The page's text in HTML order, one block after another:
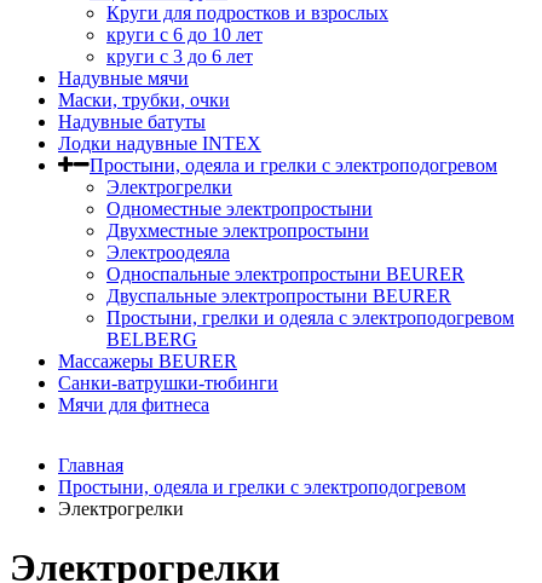
Круги для подростков и взрослых
круги с 6 до 10 лет
круги c 3 до 6 лет
Надувные мячи
Маски, трубки, очки
Надувные батуты
Лодки надувные INTEX
Простыни, одеяла и грелки с электроподогревом
Электрогрелки
Одноместные электропростыни
Двухместные электропростыни
Электроодеяла
Односпальные электропростыни BEURER
Двуспальные электропростыни BEURER
Простыни, грелки и одеяла с электроподогревом
BELBERG
Массажеры BEURER
Санки-ватрушки-тюбинги
Мячи для фитнеса
Главная
Простыни, одеяла и грелки с электроподогревом
Электрогрелки
Электрогрелки